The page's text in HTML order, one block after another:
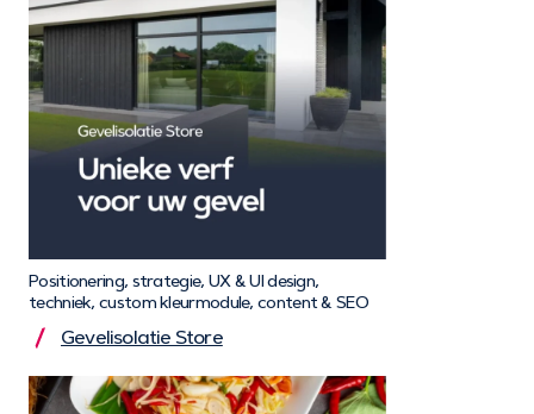
Positionering, strategie, UX & UI design,
techniek, custom kleurmodule, content & SEO
Gevelisolatie Store